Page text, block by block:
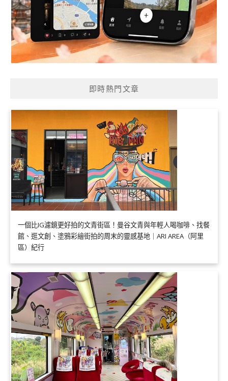
即時熱門文章
一個比IG濾鏡更好拍的文青街區！曼谷文青與年輕人喝咖啡、找餐
館、逛文創、塗鴉彩繪街拍的周末的靈感基地｜ARI AREA（阿里
區）紀行